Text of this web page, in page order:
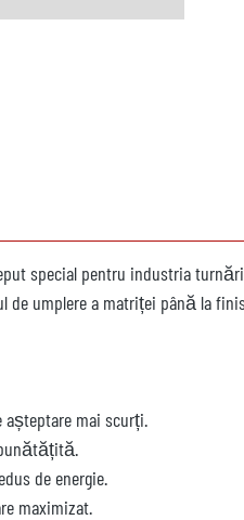
special pentru industria
de umplere a matriței până la
mai scurți.
de energie.
maximizat.